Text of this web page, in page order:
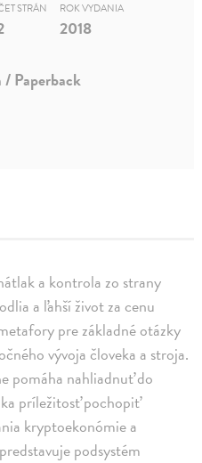
a kontrola zo strany
a ľahší život za cenu
pre základné otázky
vývoja človeka a stroja.
pomáha nahliadnuť do
príležitosť pochopiť
kryptoekonómie a
podsystém
STRÁN ROK VYDANIA
2018
/ Paperback